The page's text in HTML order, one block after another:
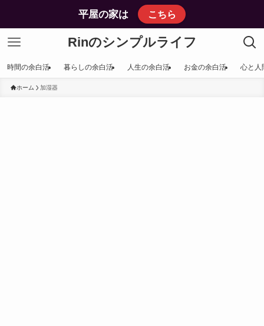
平屋の家は こちら
Rinのシンプルライフ
時間の余白活 暮らしの余白活 人生の余白活 お金の余白活 心と人
ホーム 加湿器